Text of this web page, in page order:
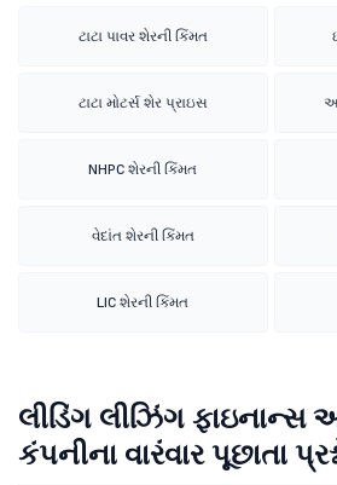
ટાટા પાવર શેરની કિંમત
ટાટા મોટર્સ શેર પ્રાઇસ
NHPC શેરની કિંમત
વેદાંત શેરની કિંમત
LIC શેરની કિંમત
લીડિંગ લીઝિંગ ફાઇનાન્સ
કંપનીના વારંવાર પૂછાતા